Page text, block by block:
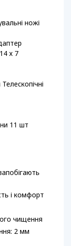
ножі
х 7
11 шт
і комфорт
чищення
2 мм